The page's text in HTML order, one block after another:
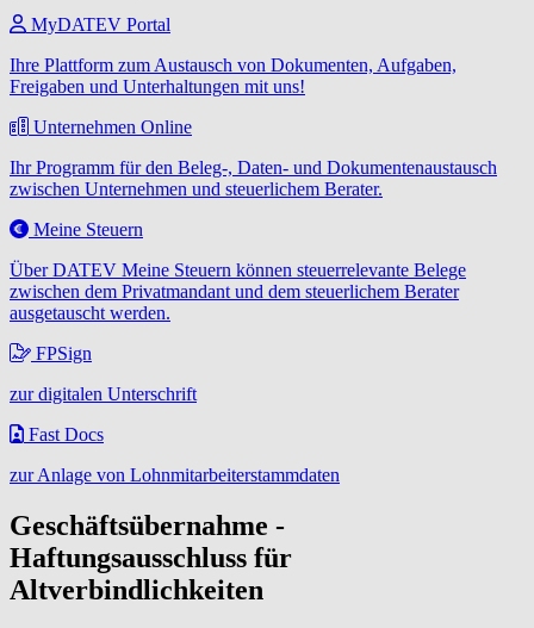
MyDATEV Portal
Ihre Plattform zum Austausch von Dokumenten, Aufgaben,
Freigaben und Unterhaltungen mit uns!
Unternehmen Online
Ihr Programm für den Beleg-, Daten- und Dokumentenaustausch
zwischen Unternehmen und steuerlichem Berater.
Meine Steuern
Über DATEV Meine Steuern können steuerrelevante Belege
zwischen dem Privatmandant und dem steuerlichem Berater
ausgetauscht werden.
FPSign
zur digitalen Unterschrift
Fast Docs
zur Anlage von Lohnmitarbeiterstammdaten
Geschäftsübernahme -
Haftungsausschluss für
Altverbindlichkeiten